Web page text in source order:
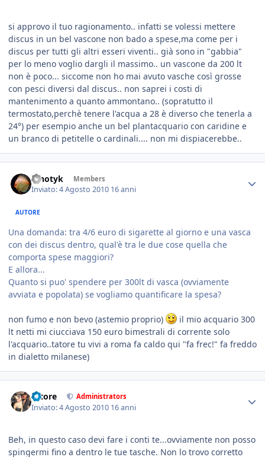
si approvo il tuo ragionamento.. infatti se volessi mettere
discus in un bel vascone non bado a spese,ma come per i
discus per tutti gli altri esseri viventi.. già sono in "gabbia"
per lo meno voglio dargli il massimo.. un vascone da 200 lt
non è poco... siccome non ho mai avuto vasche così grosse
con pesci diversi dal discus.. non saprei i costi di
mantenimento a quanto ammontano.. (sopratutto il
termostato,perchè tenere l'acqua a 28 è diverso che tenerla a
24°) per esempio anche un bel plantacquario con caridine e
un branco di petitelle o cardinali.... non mi dispiacerebbe..
ipnotyk Members
Inviato:4 Agosto 2010 16 anni
AUTORE
Una domanda: tra 4/6 euro di sigarette al giorno e una vasca
con dei discus dentro, qual'è tra le due cose quella che
comporta spese maggiori?
E allora...
Quanto si puo' spendere per 300lt di vasca (ovviamente
avviata e popolata) se vogliamo quantificare la spesa?
non fumo e non bevo (astemio proprio)
il mio acquario 300
lt netti mi ciucciava 150 euro bimestrali di corrente solo
l'acquario..tatore tu vivi a roma fa caldo qui "fa frec!" fa freddo
in dialetto milanese)
tatore Administrators
Inviato:4 Agosto 2010 16 anni
Beh, in questo caso devi fare i conti te...ovviamente non posso
spingermi fino a dentro le tue tasche. Non lo trovo corretto